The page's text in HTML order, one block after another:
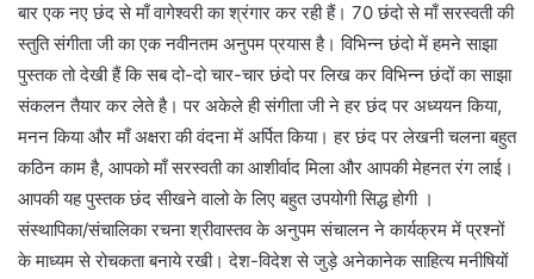
बार एक नए छंद से माँ वागेश्वरी का श्रंगार कर रही हैं। 70 छंदो से माँ सरस्वती की
स्तुति संगीता जी का एक नवीनतम अनुपम प्रयास है। विभिन्न छंदो में हमने साझा
पुस्तक तो देखी हैं कि सब दो-दो चार-चार छंदो पर लिख कर विभिन्न छंदों का साझा
संकलन तैयार कर लेते है। पर अकेले ही संगीता जी ने हर छंद पर अध्ययन किया,
मनन किया और माँ अक्षरा की वंदना में अर्पित किया। हर छंद पर लेखनी चलना बहुत
कठिन काम है, आपको माँ सरस्वती का आशीर्वाद मिला और आपकी मेहनत रंग लाई।
आपकी यह पुस्तक छंद सीखने वालो के लिए बहुत उपयोगी सिद्ध होगी ।
संस्थापिका/संचालिका रचना श्रीवास्तव के अनुपम संचालन ने कार्यक्रम में प्रश्नों
के माध्यम से रोचकता बनाये रखी। देश-विदेश से जुड़े अनेकानेक साहित्य मनीषियों